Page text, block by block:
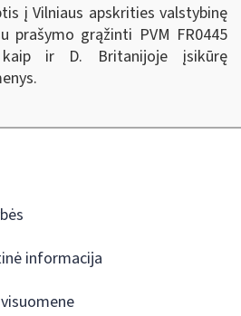
į Vilniaus apskrities valstybinę
prašymo grąžinti PVM FR0445
ir D. Britanijoje įsikūrę
informacija